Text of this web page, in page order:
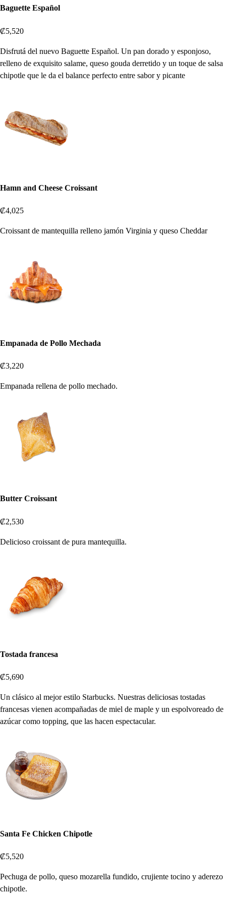
Baguette Español
₡5,520
Disfrutá del nuevo Baguette Español. Un pan dorado y esponjoso,
relleno de exquisito salame, queso gouda derretido y un toque de salsa
chipotle que le da el balance perfecto entre sabor y picante
Hamn and Cheese Croissant
₡4,025
Croissant de mantequilla relleno jamón Virginia y queso Cheddar
Empanada de Pollo Mechada
₡3,220
Empanada rellena de pollo mechado.
Butter Croissant
₡2,530
Delicioso croissant de pura mantequilla.
Tostada francesa
₡5,690
Un clásico al mejor estilo Starbucks. Nuestras deliciosas tostadas
francesas vienen acompañadas de miel de maple y un espolvoreado de
azúcar como topping, que las hacen espectacular.
Santa Fe Chicken Chipotle
₡5,520
Pechuga de pollo, queso mozarella fundido, crujiente tocino y aderezo
chipotle.